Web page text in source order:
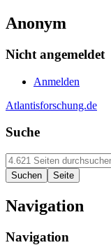
Anonym
Nicht angemeldet
Anmelden
Atlantisforschung.de
Suche
Navigation
Navigation